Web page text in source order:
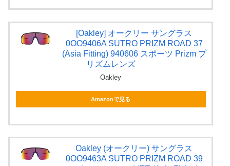
[Oakley] オークリー サングラス
0OO9406A SUTRO PRIZM ROAD 37
(Asia Fitting) 940606 スポーツ Prizm プ
リズムレンズ
Oakley
Amazonで見る
Oakley (オークリー) サングラス
0OO9463A SUTRO PRIZM ROAD 39